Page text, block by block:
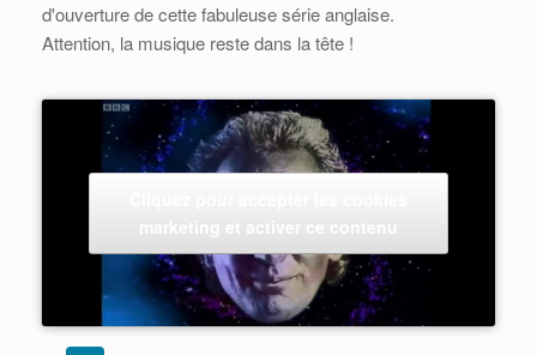
d'ouverture de cette fabuleuse série anglaise.
Attention, la musique reste dans la tête !
marketing et activer ce contenu